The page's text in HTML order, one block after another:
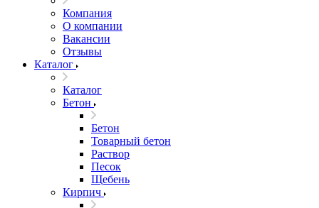
Компания
О компании
Вакансии
Отзывы
Каталог
Каталог
Бетон
Бетон
Товарный бетон
Раствор
Песок
Щебень
Кирпич